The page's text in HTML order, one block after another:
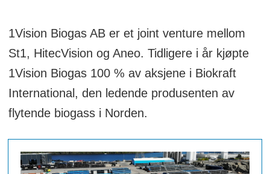
1Vision Biogas AB er et joint venture mellom
St1, HitecVision og Aneo. Tidligere i år kjøpte
1Vision Biogas 100 % av aksjene i Biokraft
International, den ledende produsenten av
flytende biogass i Norden.